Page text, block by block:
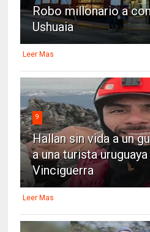
Robo millonario a
Ushuaia
Leer Mas
9
Hallan sin vida a un
a una turista
Vinciguerra
Leer Mas